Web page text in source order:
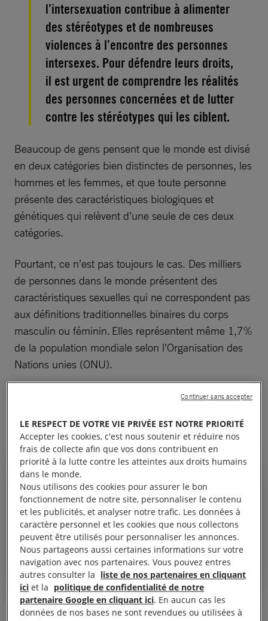
l’intersexuation contribue à alimenter
des stéréotypes et de nombreuses
violences à l’encontre des personnes
intersexes. Pour défendre leurs droits,
il est urgent de comprendre les réalités
des personnes concernées et de lutter
contre les stéréotypes qui les ciblent.
Beaucoup de gens pensent que le monde est divisé
en deux catégories bien distinctes de personnes, les
hommes et les femmes, et que toute personne
présente des caractéristiques biologiques et
génétiques qui relèvent d’une seule de ces deux
catégories.
Pourtant, ce n’est pas toujours le cas. Des milliers
de personnes dans le monde présentent des
caractéristiques sexuelles qui ne correspondent pas
aux définitions traditionnelles binaires du corps
masculin ou féminin. Elles représentent même 1,7%
de la population mondiale selon l’Organisation des
Nations unies (ONU).
Mais la méconnaissance qui entoure les réalités de
discrimination à l’encontre des personnes
concernées.
Face aux LGBTIphobies, tout
le monde peut agir.
LE RESPECT DE VOTRE VIE PRIVÉE EST NOTRE PRIORITÉ
Accepter les cookies, c'est nous soutenir et réduire nos
frais de collecte afin que vos dons contribuent en
priorité à la lutte contre les atteintes aux droits humains
dans le monde.
Nous utilisons des cookies pour assurer le bon
fonctionnement de notre site, personnaliser le contenu
et les publicités, et analyser notre trafic. Les données à
caractère personnel et les cookies que nous collectons
peuvent être utilisés pour personnaliser les annonces.
Nous partageons aussi certaines informations sur votre
navigation avec nos partenaires. Vous pouvez entres
autres consulter la liste de nos partenaires en cliquant
ici et la politique de confidentialité de notre
partenaire Google en cliquant ici. En aucun cas les
données de nos bases ne sont revendues ou utilisées à
Continuer sans accepter